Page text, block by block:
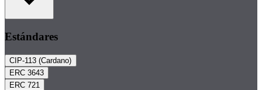
Estándares
CIP-113 (Cardano)
ERC 3643
ERC 721